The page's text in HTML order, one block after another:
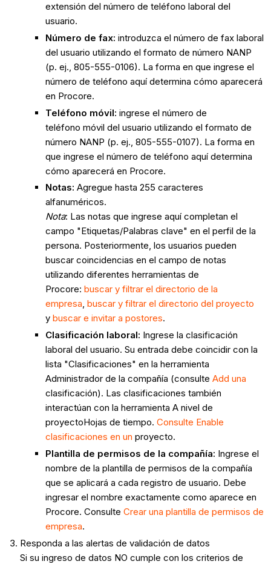
extensión del número de teléfono laboral del
usuario.
Número de fax: introduzca el número de fax laboral
del usuario utilizando el formato de número NANP
(p. ej., 805-555-0106). La forma en que ingrese el
número de teléfono aquí determina cómo aparecerá
en Procore.
Teléfono móvil: ingrese el número de
teléfono móvil del usuario utilizando el formato de
número NANP (p. ej., 805-555-0107). La forma en
que ingrese el número de teléfono aquí determina
cómo aparecerá en Procore.
Notas: Agregue hasta 255 caracteres
alfanuméricos.
Nota: Las notas que ingrese aquí completan el
campo "Etiquetas/Palabras clave" en el perfil de la
persona. Posteriormente, los usuarios pueden
buscar coincidencias en el campo de notas
utilizando diferentes herramientas de
Procore: buscar y filtrar el directorio de la
empresa, buscar y filtrar el directorio del proyecto
y buscar e invitar a postores.
Clasificación laboral: Ingrese la clasificación
laboral del usuario. Su entrada debe coincidir con la
lista "Clasificaciones" en la herramienta
Administrador de la compañía (consulte Add una
clasificación). Las clasificaciones también
interactúan con la herramienta A nivel de
proyectoHojas de tiempo. Consulte Enable
clasificaciones en un proyecto.
Plantilla de permisos de la compañía: Ingrese el
nombre de la plantilla de permisos de la compañía
que se aplicará a cada registro de usuario. Debe
ingresar el nombre exactamente como aparece en
Procore. Consulte Crear una plantilla de permisos de
empresa.
Responda a las alertas de validación de datos
Si su ingreso de datos NO cumple con los criterios de